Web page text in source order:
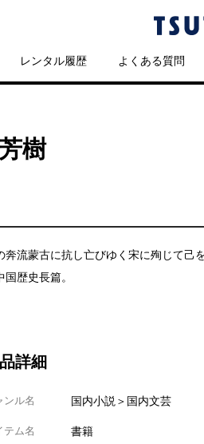
レンタル履歴 よくある質問
樹
奔流蒙古に抗し亡びゆく宋に殉じて己
国歴史長篇。
詳細
ンル名 国内小説＞国内文芸
テム名 書籍